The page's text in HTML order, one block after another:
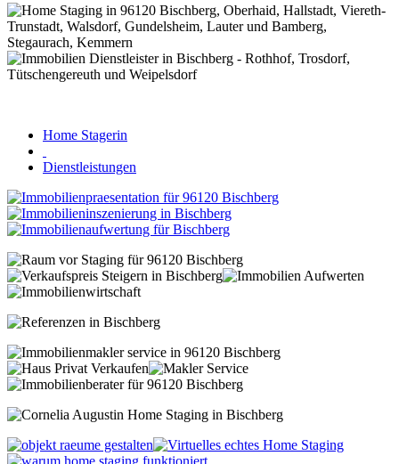
Home Stagerin
Dienstleistungen